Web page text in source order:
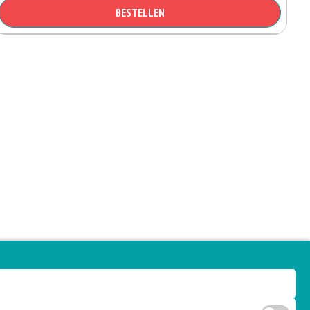
BESTELLEN